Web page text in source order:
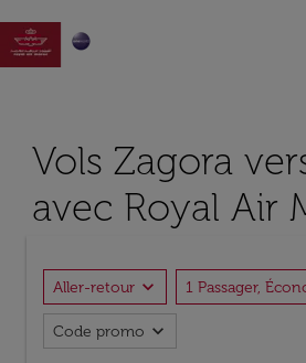

Vols Zagora
avec Royal Air
Aller-retour expand_more 1 Passager,
Code promo expand_more